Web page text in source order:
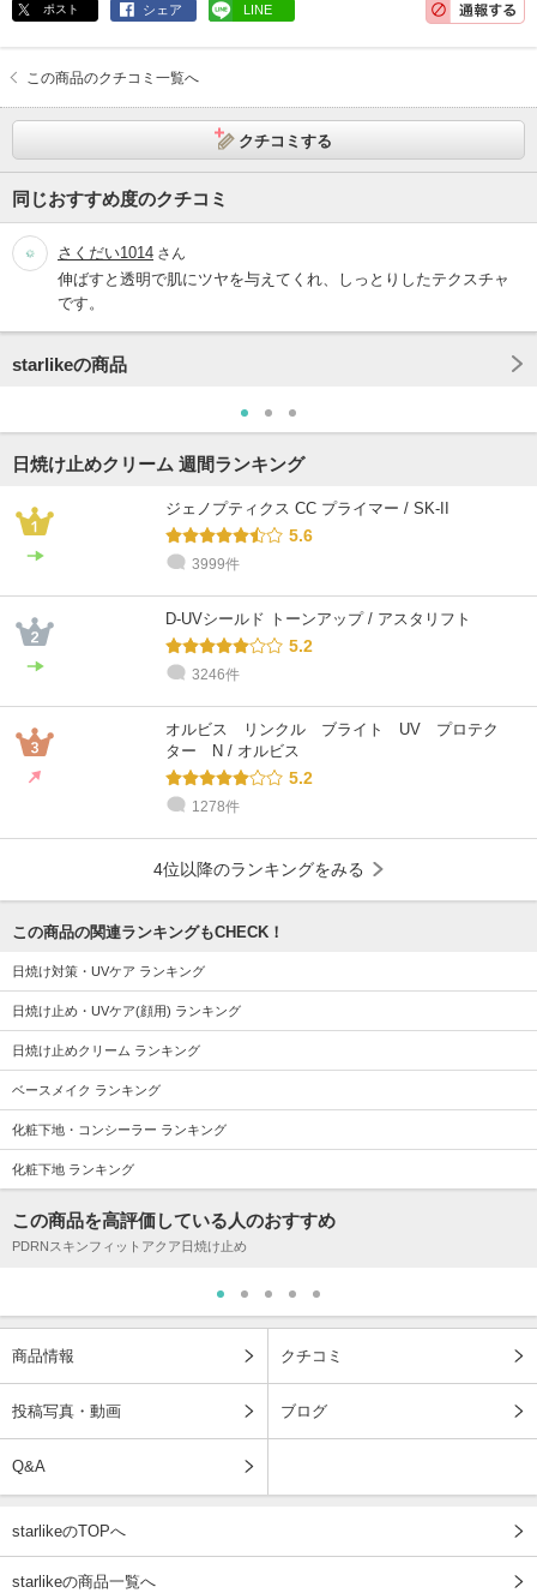
ポスト シェア LINE
この商品のクチコミ一覧へ
クチコミする
同じおすすめ度のクチコミ
さくだい1014 さん
伸ばすと透明で肌にツヤを与えてくれ、しっとりしたテクスチャ
です。
starlikeの商品
日焼け止めクリーム 週間ランキング
ジェノプティクス CC プライマー / SK-II
5.6
3999件
D-UVシールド トーンアップ / アスタリフト
5.2
3246件
オルビス リンクル ブライト UV プロテク
ター N / オルビス
5.2
1278件
4位以降のランキングをみる
この商品の関連ランキングもCHECK！
日焼け対策・UVケア ランキング
日焼け止め・UVケア(顔用) ランキング
日焼け止めクリーム ランキング
ベースメイク ランキング
化粧下地・コンシーラー ランキング
化粧下地 ランキング
この商品を高評価している人のおすすめ
PDRNスキンフィットアクア日焼け止め
商品情報 クチコミ
投稿写真・動画 ブログ
Q&A
starlikeのTOPへ
starlikeの商品一覧へ